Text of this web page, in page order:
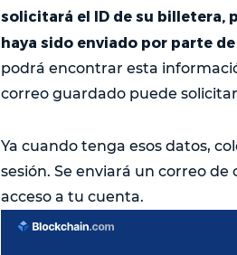
solicitará el ID de su billetera,
haya sido enviado por parte
podrá encontrar esta
correo guardado puede
Ya cuando tenga esos datos,
sesión. Se enviará un correo
acceso a tu cuenta.